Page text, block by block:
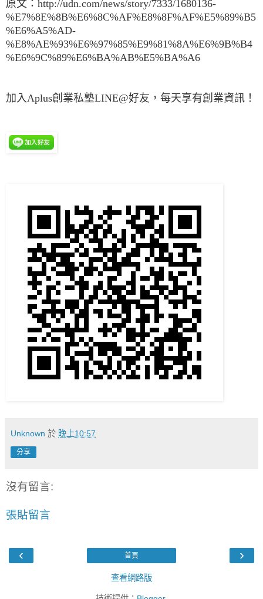
原文：http://udn.com/news/story/7333/1680136-
%E7%8E%8B%E6%8C%AF%E8%8F%AF%E5%89%B5
%E6%A5%AD-
%E8%AE%93%E6%97%85%E9%81%8A%E6%9B%B4
%E6%9C%89%E6%BA%AB%E5%BA%A6
加入Aplus創業私塾LINE@好友，每天享有創業資訊！
Unknown 於 晚上10:57
分享
沒有留言:
張貼留言
‹ ›
首頁
查看網路版